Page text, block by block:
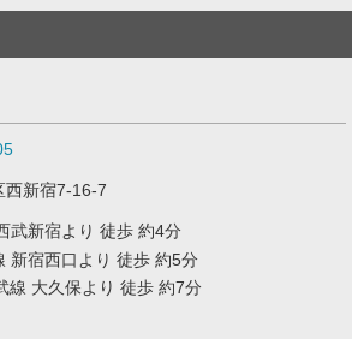
西新宿7-16-7
武新宿より 徒歩 約4分
新宿西口より 徒歩 約5分
線 大久保より 徒歩 約7分